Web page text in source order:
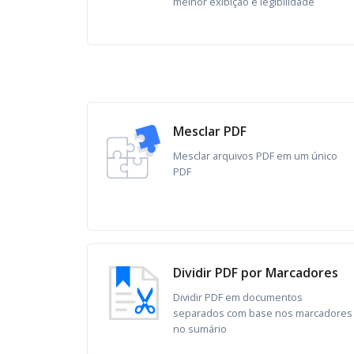
Mesclar PDF
Mesclar arquivos PDF em um único
PDF
Dividir PDF por Marcadores
Dividir PDF em documentos
separados com base nos marcadores
no sumário